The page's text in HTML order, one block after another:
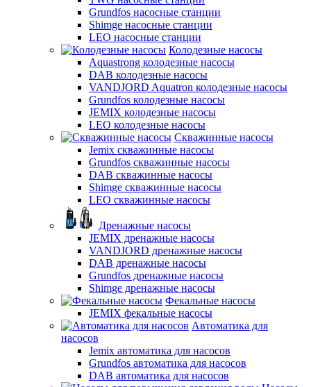
Grundfos насосные станции
Shimge насосные станции
LEO насосные станции
Колодезные насосы
Aquastrong колодезные насосы
DAB колодезные насосы
VANDJORD Aquatron колодезные насосы
Grundfos колодезные насосы
JEMIX колодезные насосы
LEO колодезные насосы
Скважинные насосы
Jemix cкважинные насосы
Grundfos скважинные насосы
DAB скважинные насосы
Shimge скважинные насосы
LEO скважинные насосы
Дренажные насосы
JEMIX дренажные насосы
VANDJORD дренажные насосы
DAB дренажные насосы
Grundfos дренажные насосы
Shimge дренажные насосы
Фекальные насосы
JEMIX фекальные насосы
Автоматика для
насосов
Jemix автоматика для насосов
Grundfos автоматика для насосов
DAB автоматика для насосов